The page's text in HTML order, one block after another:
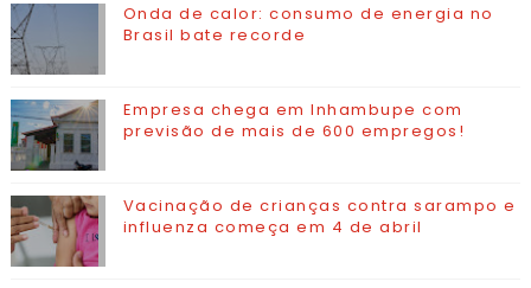
Onda de calor: consumo de energia no
Brasil bate recorde
Empresa chega em Inhambupe com
previsão de mais de 600 empregos!
Vacinação de crianças contra sarampo e
influenza começa em 4 de abril